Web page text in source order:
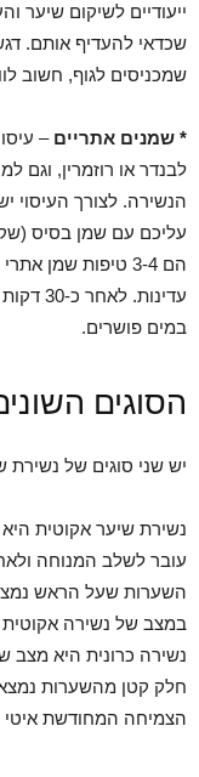
ייעודיים לשיקום שיער
שכדאי להעדיף אותם.
שמכניסים לגוף, חשוב
* שמנים אתריים –
לבנדר או רוזמרין, וגם
הנשירה. לצורך העיסוי
עליכם עם שמן בסיס
במים פושרים.
הסוגים
יש שני סוגים של נשירת
נשירת שיער אקוטית
השערות שעל הראש
נשירה כרונית היא
חלק קטן מהשערות
הצמיחה המחודשת איטי